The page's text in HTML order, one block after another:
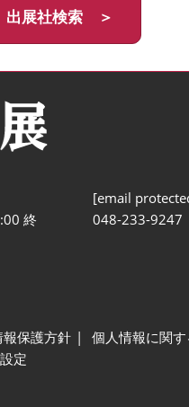
出展社検索 ＞
終
[email
048-233-9247
保護方針 個人情報に関
定